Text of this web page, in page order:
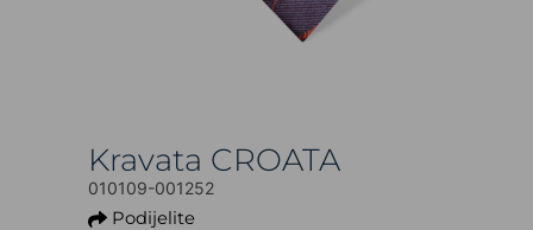
Kravata CROATA
010109-001252
Podijelite